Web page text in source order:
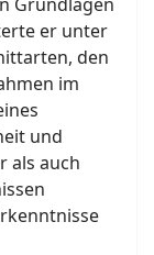
er unter
den
im
und
als auch